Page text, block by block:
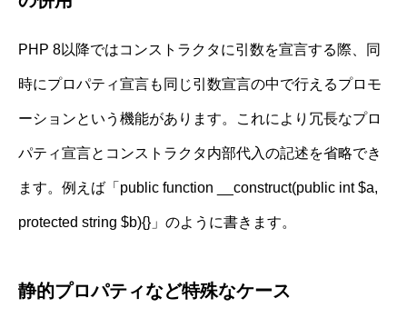
PHP 8以降ではコンストラクタに引数を宣言する際、同
時にプロパティ宣言も同じ引数宣言の中で行えるプロモ
ーションという機能があります。これにより冗長なプロ
パティ宣言とコンストラクタ内部代入の記述を省略でき
ます。例えば「public function __construct(public int $a,
protected string $b){}」のように書きます。
静的プロパティなど特殊なケース